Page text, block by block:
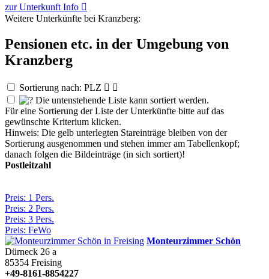
zur Unterkunft Info 
Weitere Unterkünfte bei Kranzberg:
Pensionen etc. in der Umgebung von
Kranzberg
Sortierung nach: PLZ  
Die untenstehende Liste kann sortiert werden.
Für eine Sortierung der Liste der Unterkünfte bitte auf das
gewünschte Kriterium klicken.
Hinweis: Die gelb unterlegten Stareinträge bleiben von der
Sortierung ausgenommen und stehen immer am Tabellenkopf;
danach folgen die Bildeinträge (in sich sortiert)!
Postleitzahl
Preis: 1 Pers.
Preis: 2 Pers.
Preis: 3 Pers.
Preis: FeWo
Monteurzimmer Schön
Dürneck 26 a
85354 Freising
+49-8161-8854227